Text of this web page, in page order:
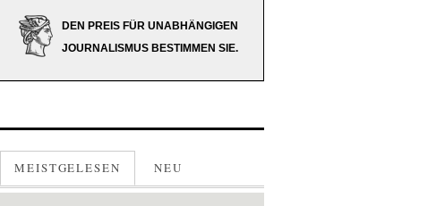
DEN PREIS FÜR UNABHÄNGIGEN
JOURNALISMUS BESTIMMEN SIE.
MEISTGELESEN NEU